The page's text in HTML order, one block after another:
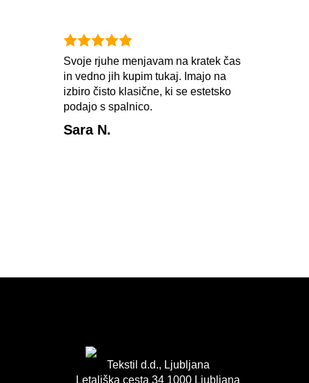
Svoje rjuhe menjavam na kratek čas
in vedno jih kupim tukaj. Imajo na
izbiro čisto klasične, ki se estetsko
podajo s spalnico.
Sara N.
Tekstil d.d., Ljubljana
Letališka cesta 34 1000 Ljubljana